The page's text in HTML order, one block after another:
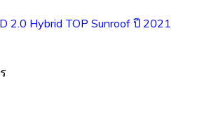
2.0 Hybrid TOP Sunroof ปี 2021